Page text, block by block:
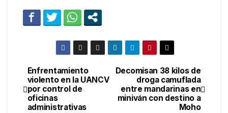
Navegación
de
Decomisan 38 kilos de
droga camuflada
entre mandarinas en
miniván con destino a
Moho
Enfrentamiento
violento en la UANCV
por control de
oficinas
administrativas